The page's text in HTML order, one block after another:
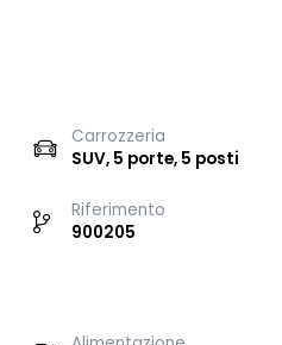
Carrozzeria
SUV, 5 porte, 5 posti
Riferimento
900205